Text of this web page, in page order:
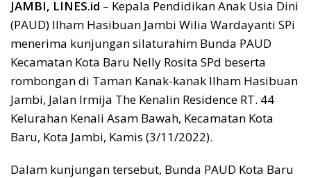
JAMBI, LINES.id – Kepala Pendidikan Anak Usia Dini
(PAUD) Ilham Hasibuan Jambi Wilia Wardayanti SPi
menerima kunjungan silaturahim Bunda PAUD
Kecamatan Kota Baru Nelly Rosita SPd beserta
rombongan di Taman Kanak-kanak Ilham Hasibuan
Jambi, Jalan Irmija The Kenalin Residence RT. 44
Kelurahan Kenali Asam Bawah, Kecamatan Kota
Baru, Kota Jambi, Kamis (3/11/2022).
Dalam kunjungan tersebut, Bunda PAUD Kota Baru